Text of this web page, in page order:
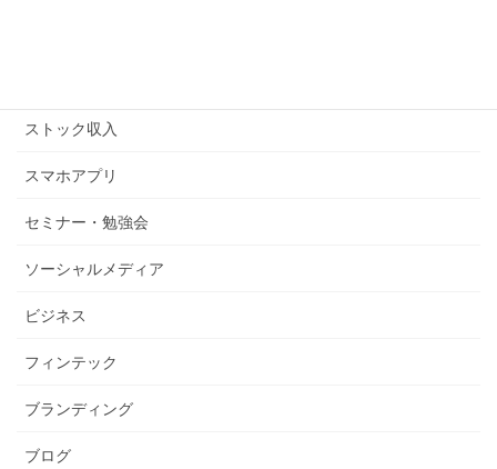
ストック収入
スマホアプリ
セミナー・勉強会
ソーシャルメディア
ビジネス
フィンテック
ブランディング
ブログ